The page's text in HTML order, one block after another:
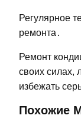
Регулярное
ремонта․
Ремонт
своих силах,
избежать
Похожие